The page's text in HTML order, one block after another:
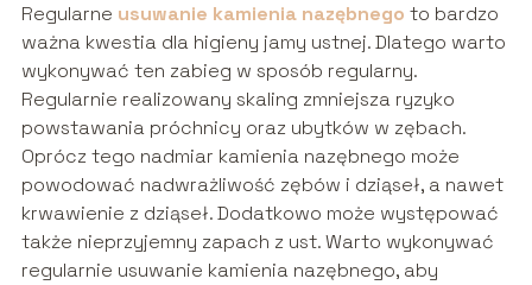
Regularne usuwanie kamienia nazębnego to bardzo
ważna kwestia dla higieny jamy ustnej. Dlatego warto
wykonywać ten zabieg w sposób regularny.
Regularnie realizowany skaling zmniejsza ryzyko
powstawania próchnicy oraz ubytków w zębach.
Oprócz tego nadmiar kamienia nazębnego może
powodować nadwrażliwość zębów i dziąseł, a nawet
krwawienie z dziąseł. Dodatkowo może występować
także nieprzyjemny zapach z ust. Warto wykonywać
regularnie usuwanie kamienia nazębnego, aby